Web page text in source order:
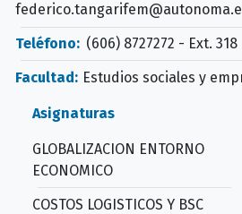
Teléfono: (606) 8727272 - Ext. 318
Facultad: Estudios sociales y
Asignaturas
GLOBALIZACION ENTORNO
ECONOMICO
COSTOS LOGISTICOS Y BSC